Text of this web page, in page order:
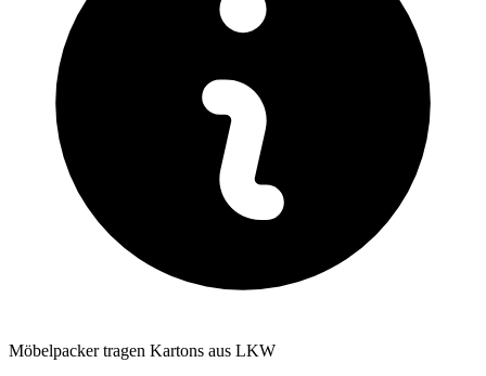
Möbelpacker tragen Kartons aus LKW